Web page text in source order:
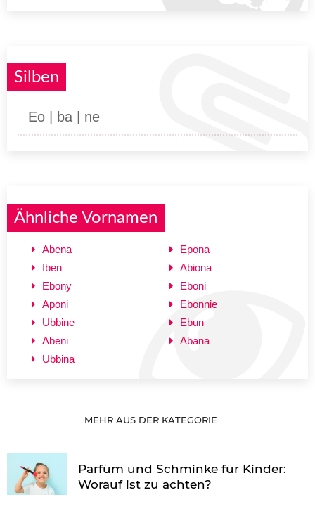
Silben
Eo | ba | ne
Ähnliche Vornamen
Abena
Iben
Ebony
Aponi
Ubbine
Abeni
Ubbina
Epona
Abiona
Eboni
Ebonnie
Ebun
Abana
MEHR AUS DER KATEGORIE
Parfüm und Schminke für Kinder:
Worauf ist zu achten?